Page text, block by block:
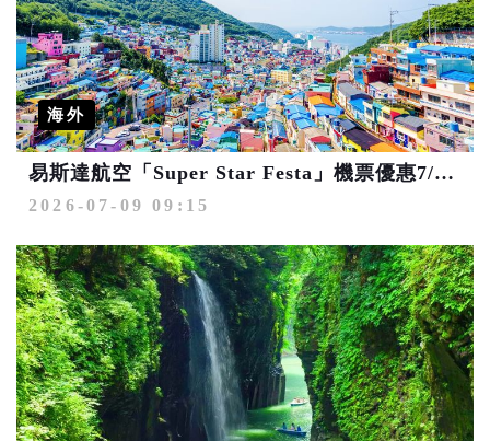
海外
易斯達航空「Super Star Festa」機票優惠7/13開跑 釜山單程未稅450元起
2026-07-09 09:15